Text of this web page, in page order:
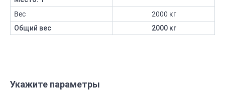
Вес 2000 кг
Общий вес 2000 кг
Укажите параметры